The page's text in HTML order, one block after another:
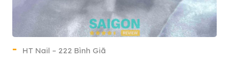
HT Nail – 222 Bình Giã